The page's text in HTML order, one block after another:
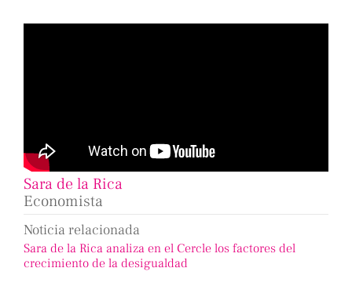
Sara de la Rica
Economista
Noticia relacionada
Sara de la Rica analiza en el Cercle los factores del
crecimiento de la desigualdad